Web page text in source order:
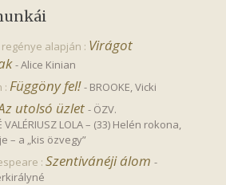
alapján : Virágot
-Alice Kinian
: Függöny fel! - BROOKE, Vicki
utolsó üzlet - ÖZV.
VALÉRIUSZ LOLA – (33) Helén rokona,
– a „kis özvegy”
: Szentivánéji álom -